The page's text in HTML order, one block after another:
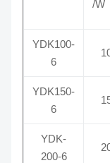
/W
YDK100-
6
YDK150-
6
YDK-
200-6